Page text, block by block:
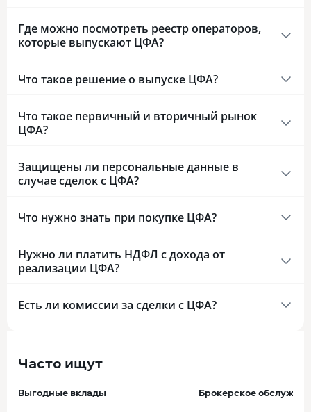
Где можно посмотреть реестр операторов,
которые выпускают ЦФА?
Что такое решение о выпуске ЦФА?
Что такое первичный и вторичный рынок
ЦФА?
Защищены ли персональные данные в
случае сделок с ЦФА?
Что нужно знать при покупке ЦФА?
Нужно ли платить НДФЛ с дохода от
реализации ЦФА?
Есть ли комиссии за сделки с ЦФА?
Часто ищут
Выгодные вклады Брокерское